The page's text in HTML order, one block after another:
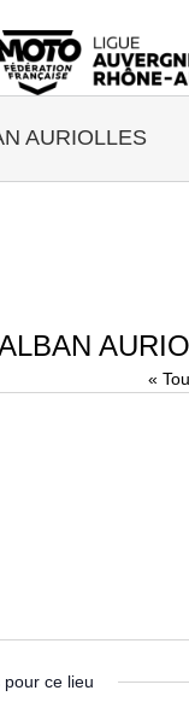
AURIOLLES
«
pour ce lieu